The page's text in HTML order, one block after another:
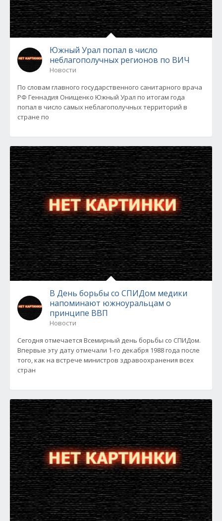
Южный Урал попал в число
неблагополучных регионов по ВИЧ
Новости
По словам главного государственного санитарного врача
РФ Геннадия Онищенко Южный Урал по итогам года
попал в число самых неблагополучных территорий в
стране по
В День борьбы со СПИДом медики
напоминают южноуральцам о
принципе ВВП
Новости
Сегодня отмечается Всемирный день борьбы со СПИДом.
Впервые эту дату отмечали 1-го декабря 1988 года после
того, как на встрече министров здравоохранения всех
стран